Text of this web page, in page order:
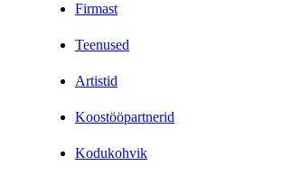
Firmast
Teenused
Artistid
Koostööpartnerid
Kodukohvik